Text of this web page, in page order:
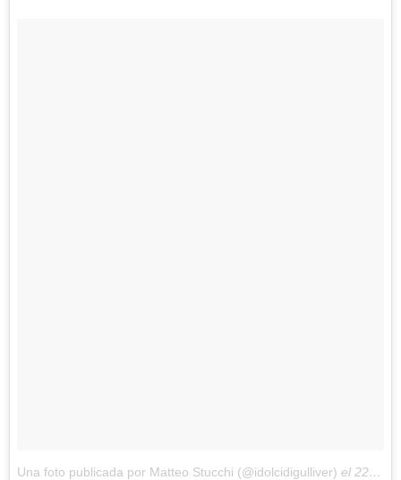
Una foto publicada por Matteo Stucchi (@idolcidigulliver) el 22 de Sep de 2016 a la(s) 11:19 PDT